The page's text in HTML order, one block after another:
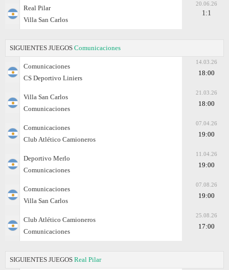
Real Pilar
Villa San Carlos
20.06.26
1:1
SIGUIENTES JUEGOS Comunicaciones
Comunicaciones
CS Deportivo Liniers
14.03.26
18:00
Villa San Carlos
Comunicaciones
21.03.26
18:00
Comunicaciones
Club Atlético Camioneros
07.04.26
19:00
Deportivo Merlo
Comunicaciones
11.04.26
19:00
Comunicaciones
Villa San Carlos
07.08.26
19:00
Club Atlético Camioneros
Comunicaciones
25.08.26
17:00
SIGUIENTES JUEGOS Real Pilar